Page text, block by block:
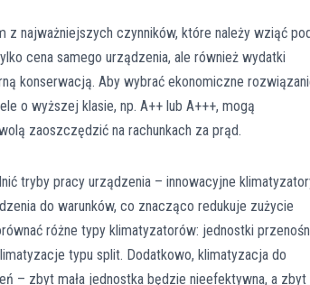
najważniejszych czynników, które należy wziąć
cena samego urządzenia, ale również wydatki
konserwacją. Aby wybrać ekonomiczne
o wyższej klasie, np. A++ lub A+++, mogą
zaoszczędzić na rachunkach za prąd.
tryby pracy urządzenia – innowacyjne
do warunków, co znacząco redukuje zużycie
różne typy klimatyzatorów: jednostki
typu split. Dodatkowo, klimatyzacja do
– zbyt mała jednostka będzie nieefektywna, a zbyt